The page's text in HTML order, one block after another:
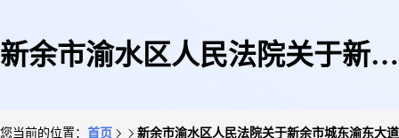
新余市渝水区人民法院关于新余
您当前的位置： 首页 新余市渝水区人民法院关于新余市城东渝东大